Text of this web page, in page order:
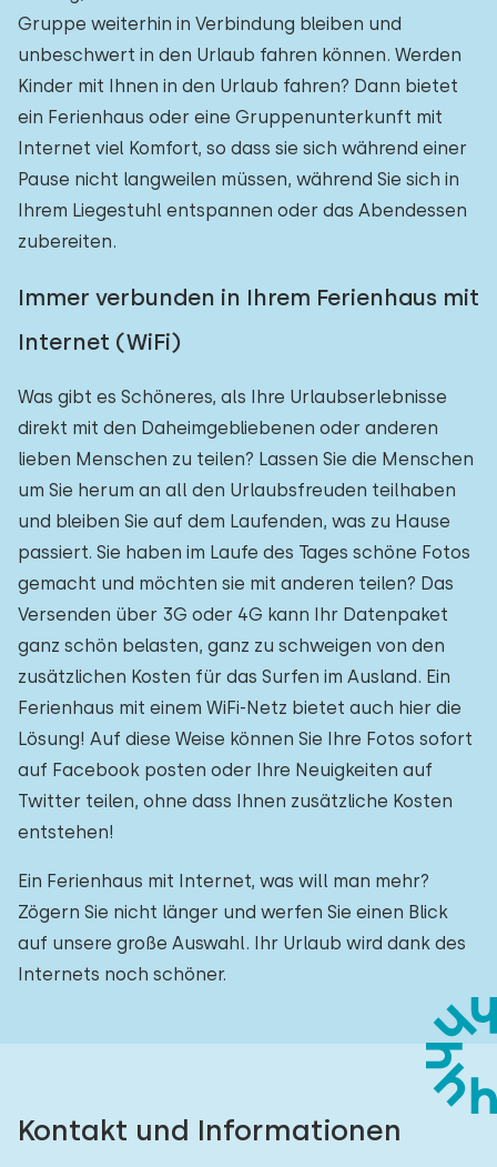
Gruppe weiterhin in Verbindung bleiben und
unbeschwert in den Urlaub fahren können. Werden
Kinder mit Ihnen in den Urlaub fahren? Dann bietet
ein Ferienhaus oder eine Gruppenunterkunft mit
Internet viel Komfort, so dass sie sich während einer
Pause nicht langweilen müssen, während Sie sich in
Ihrem Liegestuhl entspannen oder das Abendessen
zubereiten.
Immer verbunden in Ihrem Ferienhaus mit
Internet (WiFi)
Was gibt es Schöneres, als Ihre Urlaubserlebnisse
direkt mit den Daheimgebliebenen oder anderen
lieben Menschen zu teilen? Lassen Sie die Menschen
um Sie herum an all den Urlaubsfreuden teilhaben
und bleiben Sie auf dem Laufenden, was zu Hause
passiert. Sie haben im Laufe des Tages schöne Fotos
gemacht und möchten sie mit anderen teilen? Das
Versenden über 3G oder 4G kann Ihr Datenpaket
ganz schön belasten, ganz zu schweigen von den
zusätzlichen Kosten für das Surfen im Ausland. Ein
Ferienhaus mit einem WiFi-Netz bietet auch hier die
Lösung! Auf diese Weise können Sie Ihre Fotos sofort
auf Facebook posten oder Ihre Neuigkeiten auf
Twitter teilen, ohne dass Ihnen zusätzliche Kosten
entstehen!
Ein Ferienhaus mit Internet, was will man mehr?
Zögern Sie nicht länger und werfen Sie einen Blick
auf unsere große Auswahl. Ihr Urlaub wird dank des
Internets noch schöner.
Kontakt und Informationen